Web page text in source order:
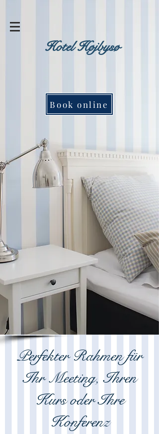
Hotel Højbysø
Book online
Perfekter Rahmen für
Ihr Meeting, Ihren
Kurs oder Ihre
Konferenz